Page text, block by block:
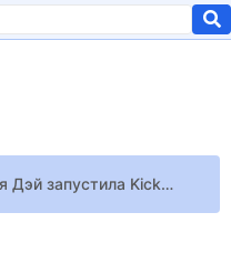
Фелиция Дэй запустила Kickstarter-кампанию для полнометражного продолжения веб-сериала The Guild и собрала нужную сумму за 5 часов
Знаменитости, которые прославились после 30 лет